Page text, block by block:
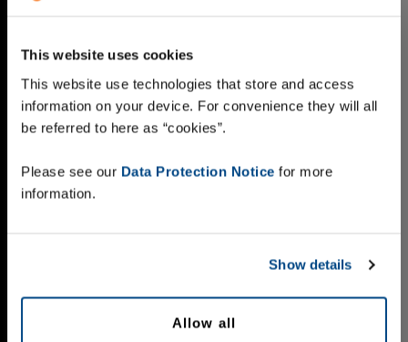
This website uses cookies
This website use technologies that store and access
information on your device. For convenience they will all
be referred to here as “cookies”.
Please see our Data Protection Notice for more
information.
Show details
Allow all